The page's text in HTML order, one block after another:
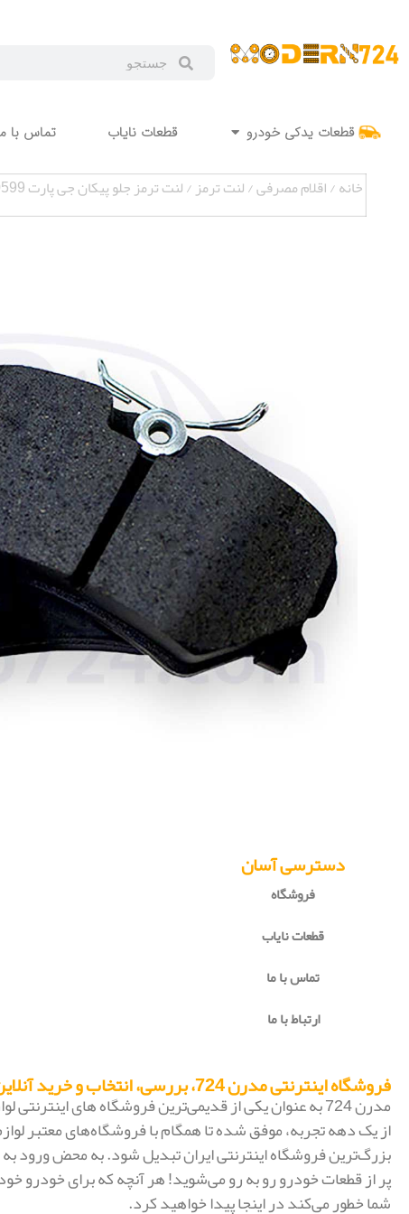
قطعات یدکی خودرو قطعات نایاب تماس با
خانه/اقلام مصرفی/لنت ترمز/ لنت ترمز جلو پیکان جی پارت MAP000599
دسترسی آسان
فروشگاه
قطعات نایاب
تماس با ما
ارتباط با ما
فروشگاه اینترنتی مدرن 724، بررسی، انتخاب و خرید آنلاین
مدرن 724 به عنوان یکی از قدیمی‌ترین فروشگاه های
از یک دهه تجربه، موفق شده تا همگام با فروشگاه‌های معتبر
پر از قطعات خودرو رو به رو می‌شوید! هر آنچه که برای خودرو
شما خطور می‌کند در اینجا پیدا خواهید کرد.